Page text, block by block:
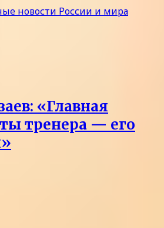
«Главная
тренера — его